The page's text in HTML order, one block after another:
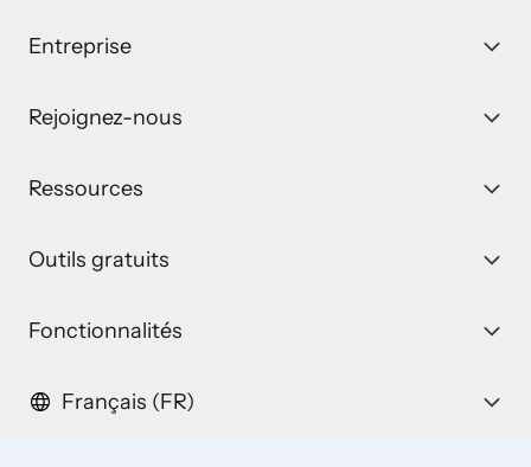
Entreprise
Rejoignez-nous
Ressources
Outils gratuits
Fonctionnalités
Français (FR)